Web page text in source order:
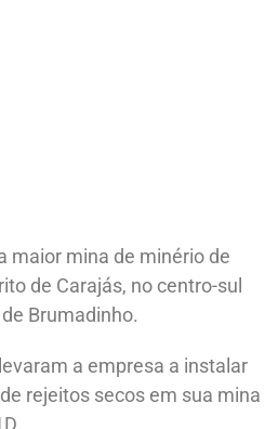
maior mina de minério de
de Carajás, no centro-sul
Brumadinho.
a empresa a instalar
rejeitos secos em sua mina